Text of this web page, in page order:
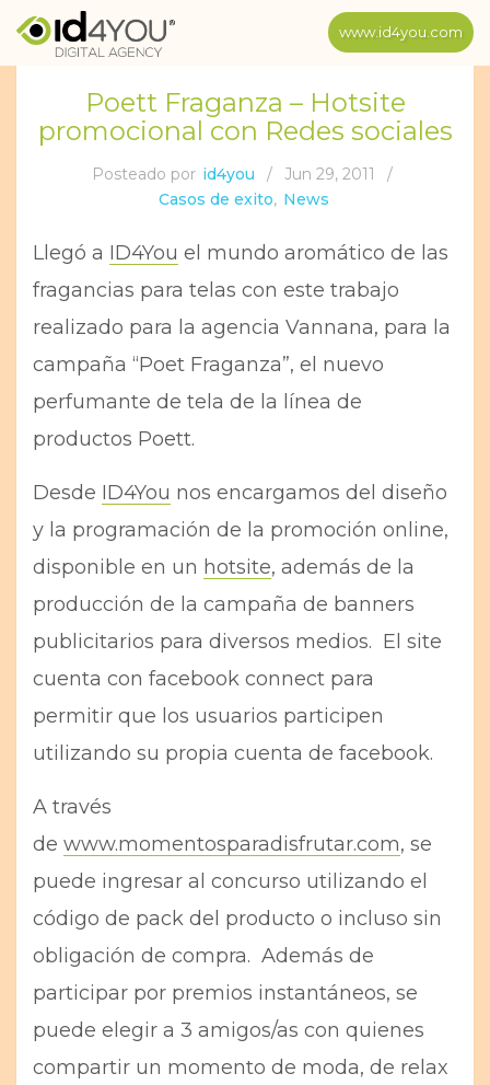
www.id4you.com
Poett Fraganza – Hotsite
promocional con Redes sociales
Posteado por id4you / Jun 29, 2011
/
Casos de exito, News
Llegó a ID4You el mundo aromático de las
fragancias para telas con este trabajo
realizado para la agencia Vannana, para la
campaña “Poet Fraganza”, el nuevo
perfumante de tela de la línea de
productos Poett.
Desde ID4You nos encargamos del diseño
y la programación de la promoción online,
disponible en un hotsite, además de la
producción de la campaña de banners
publicitarios para diversos medios. El site
cuenta con facebook connect para
permitir que los usuarios participen
utilizando su propia cuenta de facebook.
A través
de www.momentosparadisfrutar.com, se
puede ingresar al concurso utilizando el
código de pack del producto o incluso sin
obligación de compra. Además de
participar por premios instantáneos, se
puede elegir a 3 amigos/as con quienes
compartir un momento de moda, de relax